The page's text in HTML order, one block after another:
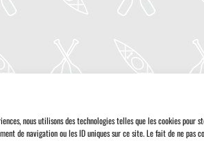
nous utilisons des technologies telles que les cookies
de navigation ou les ID uniques sur ce site. Le fait de ne